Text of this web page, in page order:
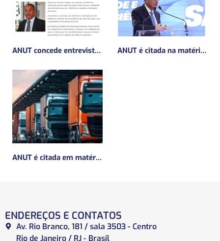
ANUT concede entrevista sobre Concessões Ferroviárias ANUT é citada na matéria da Mundo Logística sobre MP do frete mínimo”
ANUT é citada em matéria da Mundo Logística sobre a MP do Frete
ENDEREÇOS E CONTATOS
Av. Rio Branco, 181 / sala 3503 - Centro
Rio de Janeiro / RJ - Brasil